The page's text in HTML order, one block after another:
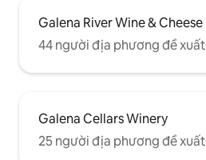
Galena River Wine & Cheese
44 người địa phương đề xuất
Galena Cellars Winery
25 người địa phương đề xuất